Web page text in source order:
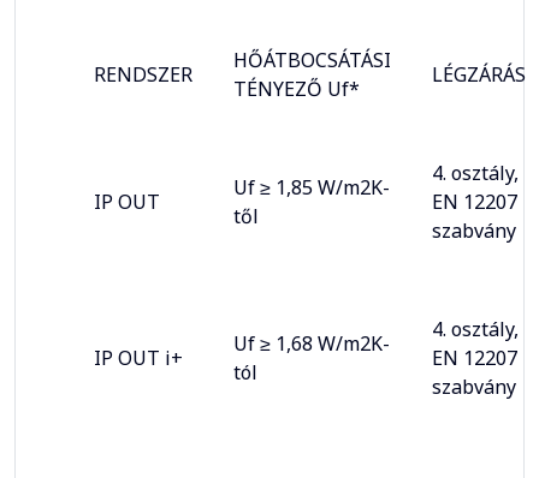
RENDSZER
HŐÁTBOCSÁTÁSI
TÉNYEZŐ Uf*
LÉGZÁRÁS
IP OUT
Uf ≥ 1,85 W/m2K-
től
4. osztály,
EN 12207
szabvány
IP OUT i+
Uf ≥ 1,68 W/m2K-
tól
4. osztály,
EN 12207
szabvány